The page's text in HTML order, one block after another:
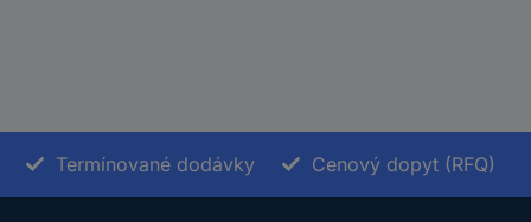
Termínované dodávky Cenový dopyt (RFQ)